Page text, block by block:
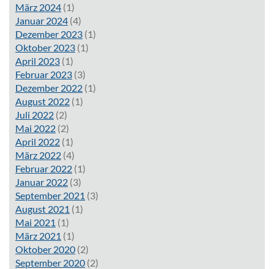
März 2024 (1)
Januar 2024 (4)
Dezember 2023 (1)
Oktober 2023 (1)
April 2023 (1)
Februar 2023 (3)
Dezember 2022 (1)
August 2022 (1)
Juli 2022 (2)
Mai 2022 (2)
April 2022 (1)
März 2022 (4)
Februar 2022 (1)
Januar 2022 (3)
September 2021 (3)
August 2021 (1)
Mai 2021 (1)
März 2021 (1)
Oktober 2020 (2)
September 2020 (2)